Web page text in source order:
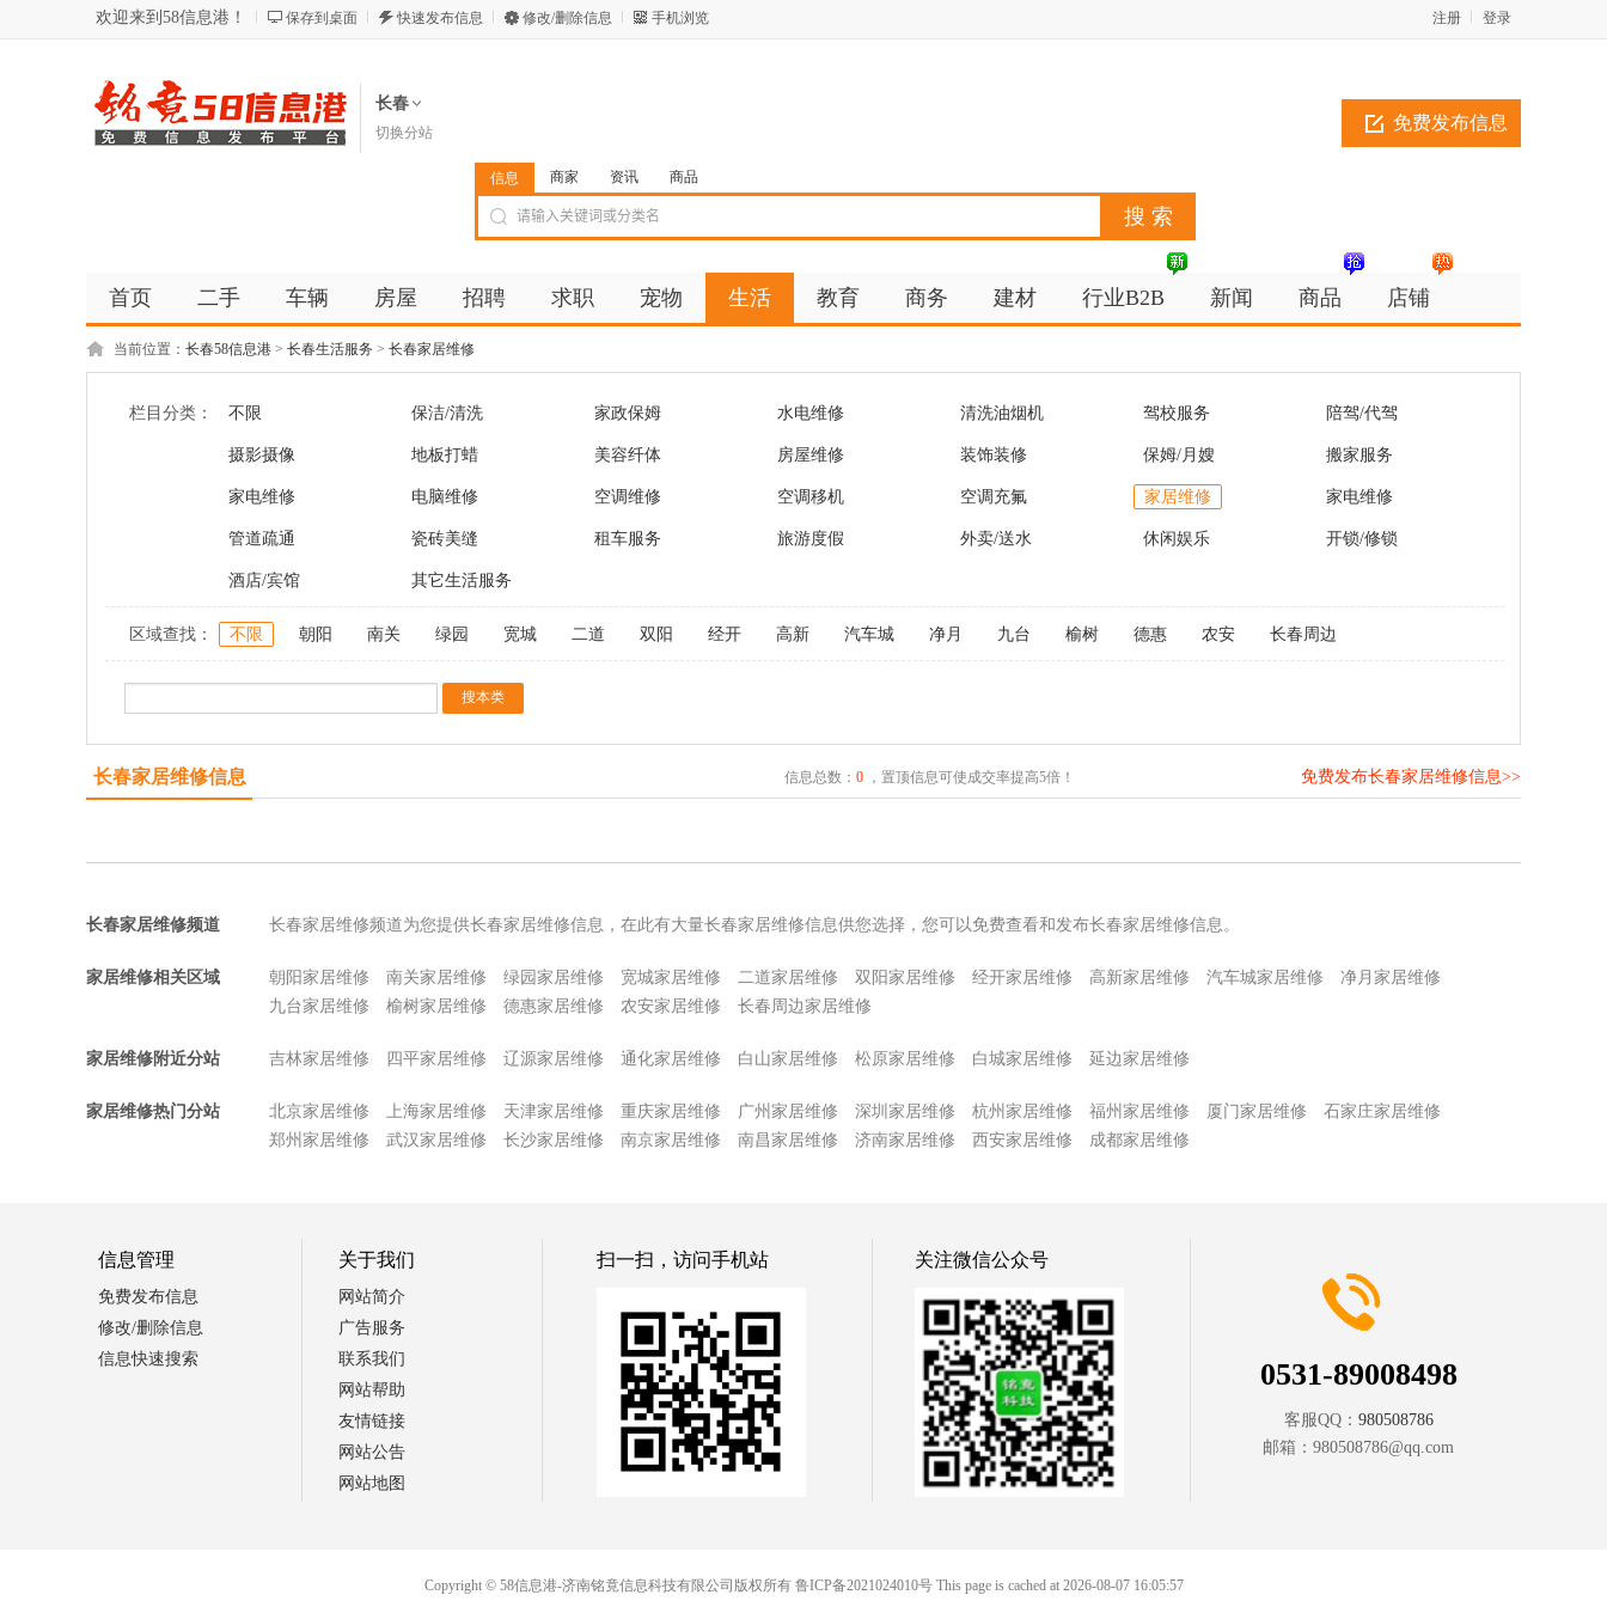
欢迎来到58信息港！ 保存到桌面 快速发布信息 修改/删除信息 手机浏览 登录
注册
长春
切换分站 免费发布信息
信息 商家 资讯 商品
首页 二手 车辆 房屋 招聘 求职 宠物 生活 教育 商务 建材 行业B2B 新闻 商品 店铺
当前位置： 长春58信息港 > 长春生活服务 > 长春家居维修
栏目分类： 不限 保洁/清洗 家政保姆 水电维修 清洗油烟机 驾校服务 陪驾/代驾
摄影摄像 地板打蜡 美容纤体 房屋维修 装饰装修 保姆/月嫂 搬家服务
家电维修 电脑维修 空调维修 空调移机 空调充氟 家居维修 家电维修
管道疏通 瓷砖美缝 租车服务 旅游度假 外卖/送水 休闲娱乐 开锁/修锁
酒店/宾馆 其它生活服务
区域查找： 不限 朝阳 南关 绿园 宽城 二道 双阳 经开 高新 汽车城 净月 九台 榆树 德惠 农安 长春周边
长春家居维修信息 信息总数： 0，置顶信息可使成交率提高5倍！ 免费发布长春家居维修信息>>
长春家居维修频道 长春家居维修频道为您提供长春家居维修信息，在此有大量长春家居维修信息供您选择，您可以免费查看和发布长春家居维修信息。
家居维修相关区域 朝阳家居维修 南关家居维修 绿园家居维修 宽城家居维修 二道家居维修 双阳家居维修 经开家居维修 高新家居维修 汽车城家居维修
净月家居维修
九台家居维修
榆树家居维修 德惠家居维修 农安家居维修 长春周边家居维修
家居维修附近分站 吉林家居维修 四平家居维修 辽源家居维修 通化家居维修 白山家居维修 松原家居维修 白城家居维修 延边家居维修
家居维修热门分站 北京家居维修 上海家居维修 天津家居维修 重庆家居维修 广州家居维修 深圳家居维修 杭州家居维修 福州家居维修 厦门家居维修
石家庄家居维修
郑州家居维修
武汉家居维修 长沙家居维修 南京家居维修 南昌家居维修 济南家居维修 西安家居维修 成都家居维修
信息管理
免费发布信息
修改/删除信息
信息快速搜索
关于我们
网站简介
广告服务
联系我们
网站帮助
友情链接
网站公告
网站地图
扫一扫，访问手机站 关注微信公众号
0531-89008498
客服QQ： 980508786
邮箱： 980508786@qq.com
Copyright © 58信息港-济南铭竟信息科技有限公司版权所有 鲁ICP备2021024010号 This page is cached at 2026-08-07 16:05:57